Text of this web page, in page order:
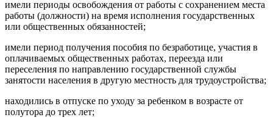
имели периоды освобождения от работы с сохранением места
работы (должности) на время исполнения государственных
или общественных обязанностей;
имели период получения пособия по безработице, участия в
оплачиваемых общественных работах, переезда или
переселения по направлению государственной службы
занятости населения в другую местность для трудоустройства;
находились в отпуске по уходу за ребенком в возрасте от
полутора до трех лет;